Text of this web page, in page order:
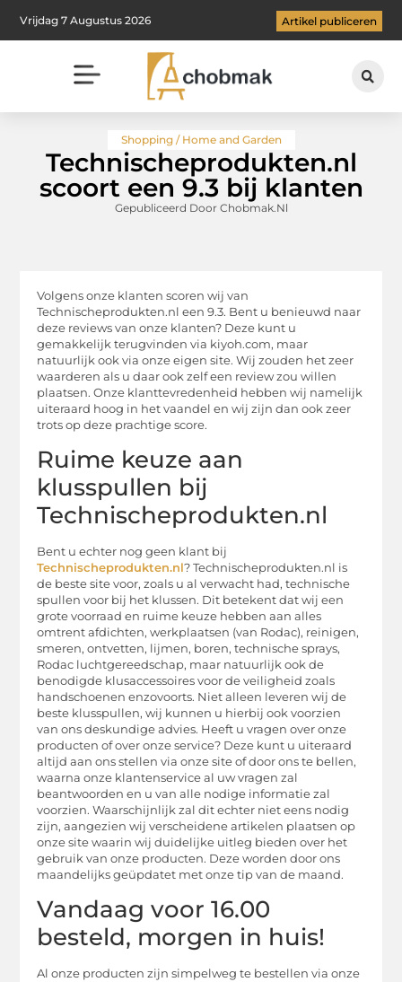
Vrijdag 7 Augustus 2026 Artikel publiceren
Shopping / Home and Garden
Technischeprodukten.nl
scoort een 9.3 bij klanten
Gepubliceerd Door Chobmak.nl
Volgens onze klanten scoren wij van
Technischeprodukten.nl een 9.3. Bent u benieuwd naar
deze reviews van onze klanten? Deze kunt u
gemakkelijk terugvinden via kiyoh.com, maar
natuurlijk ook via onze eigen site. Wij zouden het zeer
waarderen als u daar ook zelf een review zou willen
plaatsen. Onze klanttevredenheid hebben wij namelijk
uiteraard hoog in het vaandel en wij zijn dan ook zeer
trots op deze prachtige score.
Ruime keuze aan
klusspullen bij
Technischeprodukten.nl
Bent u echter nog geen klant bij
Technischeprodukten.nl? Technischeprodukten.nl is
de beste site voor, zoals u al verwacht had, technische
spullen voor bij het klussen. Dit betekent dat wij een
grote voorraad en ruime keuze hebben aan alles
omtrent afdichten, werkplaatsen (van Rodac), reinigen,
smeren, ontvetten, lijmen, boren, technische sprays,
Rodac luchtgereedschap, maar natuurlijk ook de
benodigde klusaccessoires voor de veiligheid zoals
handschoenen enzovoorts. Niet alleen leveren wij de
beste klusspullen, wij kunnen u hierbij ook voorzien
van ons deskundige advies. Heeft u vragen over onze
producten of over onze service? Deze kunt u uiteraard
altijd aan ons stellen via onze site of door ons te bellen,
waarna onze klantenservice al uw vragen zal
beantwoorden en u van alle nodige informatie zal
voorzien. Waarschijnlijk zal dit echter niet eens nodig
zijn, aangezien wij verscheidene artikelen plaatsen op
onze site waarin wij duidelijke uitleg bieden over het
gebruik van onze producten. Deze worden door ons
maandelijks geüpdatet met onze tip van de maand.
Vandaag voor 16.00
besteld, morgen in huis!
Al onze producten zijn simpelweg te bestellen via onze